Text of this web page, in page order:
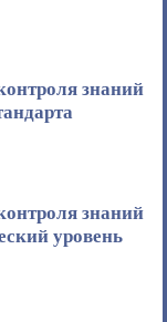
знаний
знаний
уровень